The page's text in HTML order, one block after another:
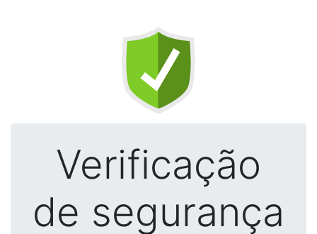
Verificação
de segurança